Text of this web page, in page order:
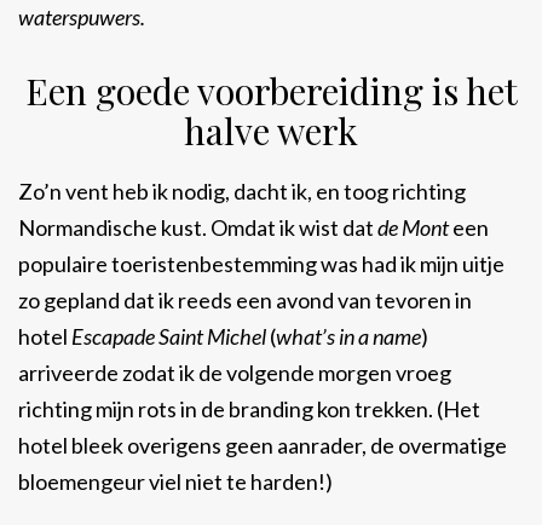
waterspuwers.
Een goede voorbereiding is het
halve werk
Zo’n vent heb ik nodig, dacht ik, en toog richting
Normandische kust. Omdat ik wist datde Monteen
populaire toeristenbestemming was had ik mijn uitje
zo gepland dat ik reeds een avond van tevoren in
hotel Escapade Saint Michel(what’s in a name)
arriveerde zodat ik de volgende morgen vroeg
richting mijn rots in de branding kon trekken. (Het
hotel bleek overigens geen aanrader, de overmatige
bloemengeur viel niet te harden!)